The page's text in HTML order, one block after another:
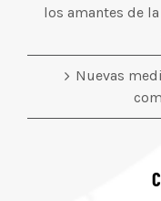
los amantes de
Nuevas